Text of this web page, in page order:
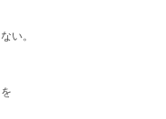
い。